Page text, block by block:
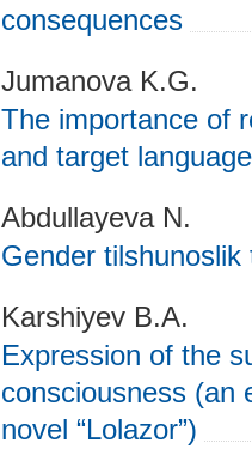
consequences
Jumanova K.G.
The importance of
and target
Abdullayeva N.
Gender
Karshiyev B.A.
Expression of the
consciousness (an
novel “Lolazor”)